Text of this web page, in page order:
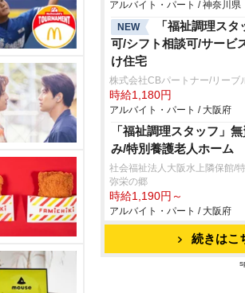
アルバイト・パート / 神奈川県
NEW
「福祉調理ス
可/シフト相談可/サービ
け住宅
株式会社CBパートナー/リーブ
時給1,180円
アルバイト・パート / 大阪府
「福祉調理スタッフ」
み/特別養護老人ホーム
社会福祉法人大阪水上隣保館/
弥栄の郷
時給1,190円～
アルバイト・パート / 大阪府
続きはこ